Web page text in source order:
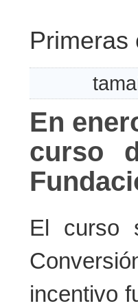
Primeras
En
curso
El curso
incentivo